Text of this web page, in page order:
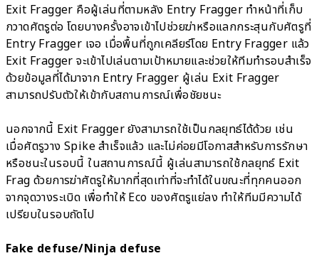
Exit Fragger คือผู้เล่นที่ตามหลัง Entry Fragger ทำหน้าที่เก็บ
กวาดศัตรูต่อ โดยบางครั้งอาจเข้าไปช่วยฆ่าหรือแลกกระสุนกับศัตรูที่
Entry Fragger เจอ เมื่อพื้นที่ถูกเคลียร์โดย Entry Fragger แล้ว
Exit Fragger จะเข้าไปเล่นตามเป้าหมายและช่วยให้ทีมทำรอบสำเร็จ
ด้วยข้อมูลที่ได้มาจาก Entry Fragger ผู้เล่น Exit Fragger
สามารถปรับตัวให้เข้ากับสถานการณ์เพื่อชัยชนะ
นอกจากนี้ Exit Fragger ยังสามารถใช้เป็นกลยุทธ์ได้ด้วย เช่น
เมื่อศัตรูวาง Spike สำเร็จแล้ว และไม่ค่อยมีโอกาสสำหรับการรักษา
หรือชนะในรอบนี้ ในสถานการณ์นี้ ผู้เล่นสามารถใช้กลยุทธ์ Exit
Frag ด้วยการฆ่าศัตรูให้มากที่สุดเท่าที่จะทำได้ในขณะที่ทุกคนออก
จากจุดวางระเบิด เพื่อทำให้ Eco ของศัตรูแย่ลง ทำให้ทีมมีความได้
เปรียบในรอบถัดไป
Fake defuse/Ninja defuse